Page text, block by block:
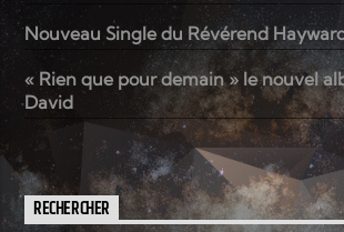
Nouveau Single du Révérend
« Rien que pour demain » le nouvel
David
RECHERCHER